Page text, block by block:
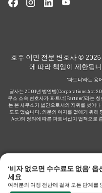
호주 이민 전문 변호사 ©
에 따라 책임이 제한됩
'파트너'라는 용
당사는 2001년 법인법(Corporations Act
무소 소속 변호사가 ‘파트너(Partner)’라는
는 본 사무소가 법인으로서의 지위를 벗어
도도 없습니다. 의문의 여지를 없애기 위
Act)의 정의에 따른 파트너십이 법적으로
‘비자 없으면 수수료도 없음’
세요
여러분의 여정 전반에 걸쳐 모든 단계를